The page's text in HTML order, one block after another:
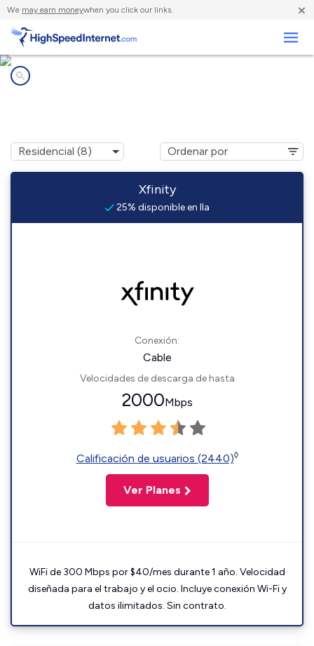
We may earn moneywhen you click our links. ×
Xfinity
25% disponible en Ila
Conexión:
Cable
Velocidades de descarga de hasta
2000Mbps
Calificación de usuarios (2440)◊
Ver Planes
WiFi de 300 Mbps por $40/mes durante 1 año. Velocidad
diseñada para el trabajo y el ocio. Incluye conexión Wi-Fi y
datos ilimitados. Sin contrato.